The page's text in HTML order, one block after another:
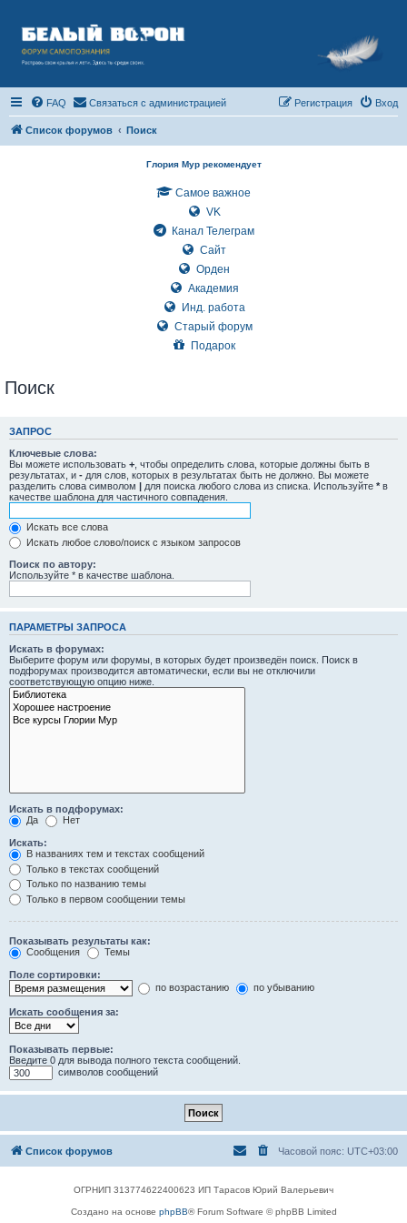
FAQ Связаться с администрацией Вход
Регистрация
Список форумов Поиск
Глория Мур рекомендует
Самое важное
VK
Канал Телеграм
Сайт
Орден
Академия
Инд. работа
Старый форум
Подарок
Поиск
ЗАПРОС
Ключевые слова:
Вы можете использовать + , чтобы определить слова, которые должны быть в
результатах, и - для слов, которых в результатах быть не должно. Вы можете
разделить слова символом | для поиска любого слова из списка. Используйте * в
качестве шаблона для частичного совпадения.
Искать все слова
Искать любое слово/поиск с языком запросов
Поиск по автору:
Используйте * в качестве шаблона.
ПАРАМЕТРЫ ЗАПРОСА
Искать в форумах:
Выберите форум или форумы, в которых будет произведён поиск. Поиск в
подфорумах производится автоматически, если вы не отключили
соответствующую опцию ниже.
Искать в подфорумах:
Да
Нет
Искать:
В названиях тем и текстах сообщений
Только в текстах сообщений
Только по названию темы
Только в первом сообщении темы
Показывать результаты как:
Сообщения
Темы
Поле сортировки:
по возрастанию
по убыванию
Искать сообщения за:
Показывать первые:
Введите 0 для вывода полного текста сообщений.
символов сообщений
Список форумов Часовой пояс: UTC+03:00
ОГРНИП 313774622400623 ИП Тарасов Юрий Валерьевич
Создано на основе phpBB® Forum Software © phpBB Limited